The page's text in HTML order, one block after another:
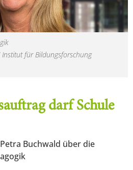
für Bildungsforschung
darf Schule
Buchwald über die